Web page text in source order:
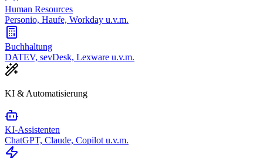
Human Resources
Personio, Haufe, Workday u.v.m.
Buchhaltung
DATEV, sevDesk, Lexware u.v.m.
KI & Automatisierung
KI-Assistenten
ChatGPT, Claude, Copilot u.v.m.